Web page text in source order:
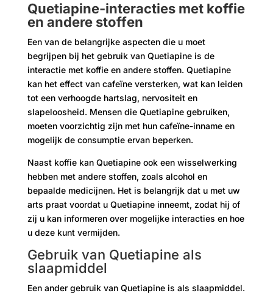
Quetiapine-interacties met koffie
en andere stoffen
Een van de belangrijke aspecten die u moet
begrijpen bij het gebruik van Quetiapine is de
interactie met koffie en andere stoffen. Quetiapine
kan het effect van cafeïne versterken, wat kan leiden
tot een verhoogde hartslag, nervositeit en
slapeloosheid. Mensen die Quetiapine gebruiken,
moeten voorzichtig zijn met hun cafeïne-inname en
mogelijk de consumptie ervan beperken.
Naast koffie kan Quetiapine ook een wisselwerking
hebben met andere stoffen, zoals alcohol en
bepaalde medicijnen. Het is belangrijk dat u met uw
arts praat voordat u Quetiapine inneemt, zodat hij of
zij u kan informeren over mogelijke interacties en hoe
u deze kunt vermijden.
Gebruik van Quetiapine als
slaapmiddel
Een ander gebruik van Quetiapine is als slaapmiddel.